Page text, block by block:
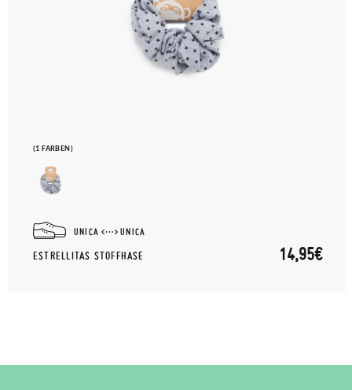
(1 FARBEN)
UNICA UNICA
ESTRELLITAS STOFFHASE 14,95€